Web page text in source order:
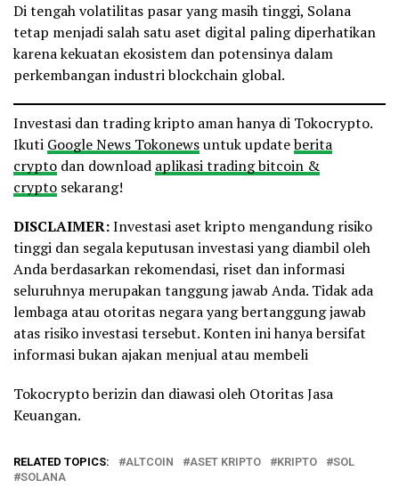
Di tengah volatilitas pasar yang masih tinggi, Solana
tetap menjadi salah satu aset digital paling diperhatikan
karena kekuatan ekosistem dan potensinya dalam
perkembangan industri blockchain global.
Investasi dan trading kripto aman hanya di Tokocrypto.
Ikuti Google News Tokonewsuntuk updateberita
crypto dan download aplikasi trading bitcoin &
crypto sekarang!
DISCLAIMER:Investasi aset kripto mengandung risiko
tinggi dan segala keputusan investasi yang diambil oleh
Anda berdasarkan rekomendasi, riset dan informasi
seluruhnya merupakan tanggung jawab Anda. Tidak ada
lembaga atau otoritas negara yang bertanggung jawab
atas risiko investasi tersebut. Konten ini hanya bersifat
informasi bukan ajakan menjual atau membeli
Tokocrypto berizin dan diawasi oleh Otoritas Jasa
Keuangan.
RELATED TOPICS: ALTCOIN ASET KRIPTO KRIPTO
SOL
SOLANA